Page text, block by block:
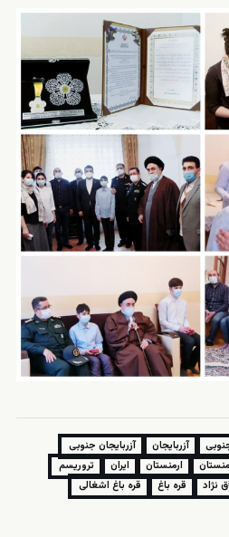
آزربایجان
آزربایجان جنوبی
ارمنستان ایران
تروریسم
نژاد قره باغ قره باغ اشغالی